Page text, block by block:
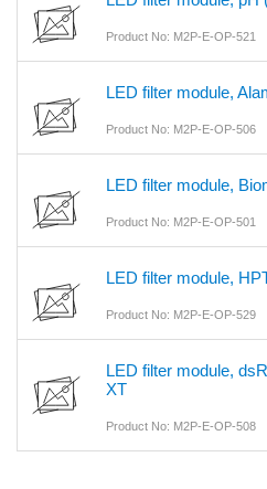
Product No: M2P-E-OP-521
LED filter module,
Product No: M2P-E-OP-506
LED filter module,
Product No: M2P-E-OP-501
LED filter module,
Product No: M2P-E-OP-529
LED filter module,
XT
Product No: M2P-E-OP-508